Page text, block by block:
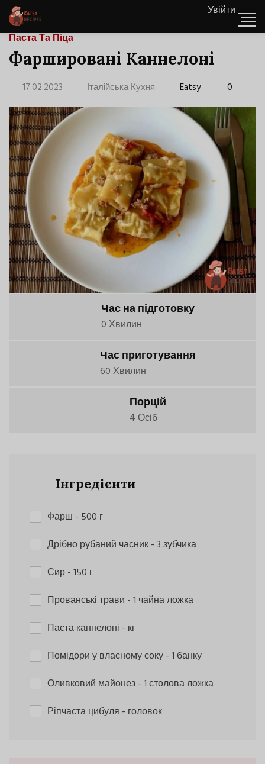
Увійти
Паста Та Піца
Фаршировані Каннелоні
17.02.2023 Італійська Кухня Eatsy 0
Час на підготовку
0 Хвилин
Час приготування
60 Хвилин
Порцій
4 Осіб
Інгредієнти
Фарш - 500 г
Дрібно рубаний часник- 3 зубчика
Сир- 150 г
Прованські трави - 1 чайна ложка
Паста каннелоні - кг
Помідори у власному соку- 1 банку
Оливковий майонез- 1 столова ложка
Ріпчаста цибуля - головок